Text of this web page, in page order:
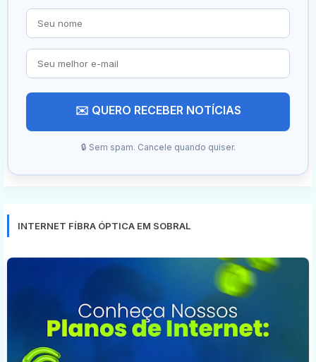
✉️ QUERO RECEBER NOTÍCIAS
🔒 Sem spam. Cancele quando quiser.
INTERNET FÍBRA ÓPTICA EM SOBRAL